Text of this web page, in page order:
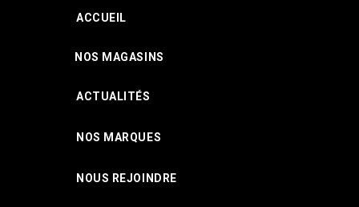
ACCUEIL
NOS MAGASINS
ACTUALITÉS
NOS MARQUES
NOUS REJOINDRE